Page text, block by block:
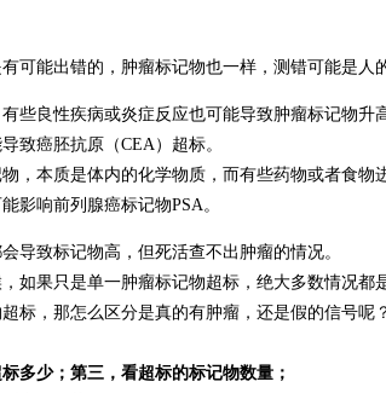
可能出错的，肿瘤标记物也一样，测错可能是人
有些良性疾病或炎症反应也可能导致肿瘤标记物升
致癌胚抗原（CEA）超标。
，本质是体内的化学物质，而有些药物或者食
影响前列腺癌标记物PSA。
导致标记物高，但死活查不出肿瘤的情况。
如果只是单一肿瘤标记物超标，绝大多数情况都
标，那怎么区分是真的有肿瘤，还是假的信号呢
多少；第三，看超标的标记物数量；